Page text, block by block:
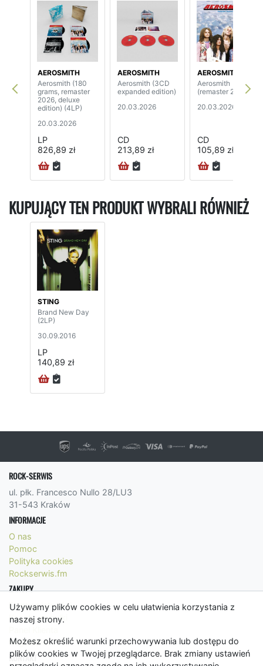
Używamy plików cookies w celu ułatwienia korzystania z
naszej strony.
Możesz określić warunki przechowywania lub dostępu do
plików cookies w Twojej przeglądarce. Brak zmiany ustawień
AEROSMITH
Aerosmith (180
grams, remaster
2026, deluxe
edition) (4LP)
20.03.2026
LP
826,89 zł
AEROSMITH
Aerosmith (3CD
expanded edition)
20.03.2026
CD
213,89 zł
AEROSMITH
Aerosmith
(remaster 2026)
20.03.2026
CD
105,89 zł
KUPUJĄCY TEN PRODUKT WYBRALI RÓWNIEŻ
STING
Brand New Day
(2LP)
30.09.2016
LP
140,89 zł
ROCK-SERWIS
ul. płk. Francesco Nullo 28/LU3
31-543 Kraków
INFORMACJE
O nas
Pomoc
Polityka cookies
Rockserwis.fm
ZAKUPY
Formy płatności
Koszty wysyłki
Regulamin
KONTAKT